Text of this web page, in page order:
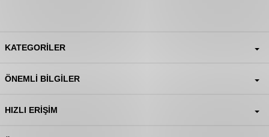
KATEGORILER
ÖNEMLI BILGILER
HIZLI ERIŞIM